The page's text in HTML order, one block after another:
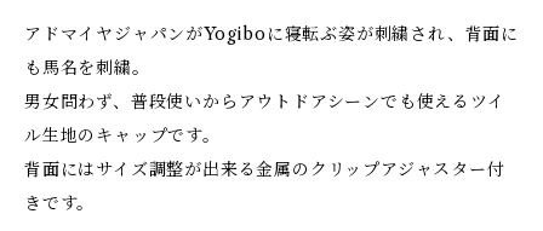
アドマイヤジャパンがYogiboに寝転ぶ姿が刺繍され、背面に
も馬名を刺繍。
男女問わず、普段使いからアウトドアシーンでも使えるツイ
ル生地のキャップです。
背面にはサイズ調整が出来る金属のクリップアジャスター付
きです。